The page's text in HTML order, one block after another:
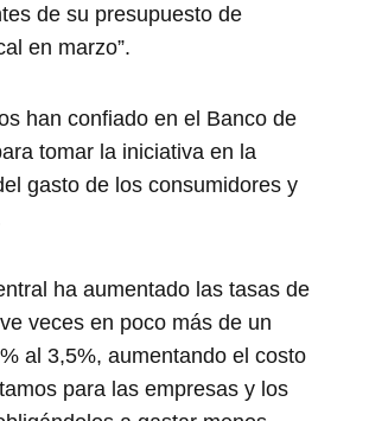
de su presupuesto de
en marzo”.
han confiado en el Banco de
tomar la iniciativa en la
gasto de los consumidores y
ha aumentado las tasas de
veces en poco más de un
al 3,5%, aumentando el costo
para las empresas y los